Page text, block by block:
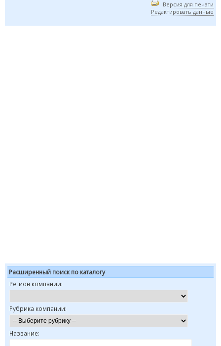
Версия для печати
Редактировать данные
Расширенный поиск по каталогу
Регион компании:
Рубрика компании:
Название: